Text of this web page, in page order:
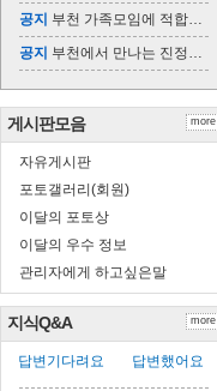
공지 부천 가족모임에 적합한 맛집과 명소 추천
공지 부천에서 만나는 진정한 한식의 맛, 미쓰발랑코
게시판모음
자유게시판
포토갤러리(회원)
이달의 포토상
이달의 우수 정보
관리자에게 하고싶은말
more
지식Q&A
답변기다려요 답변했어요
more